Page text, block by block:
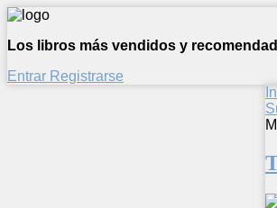
Los libros más vendidos y
Entrar Registrarse